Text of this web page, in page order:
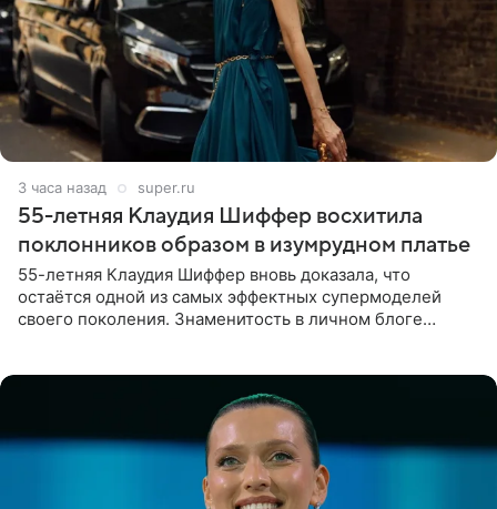
3 часа назад super.ru
55-летняя Клаудия Шиффер восхитила
поклонников образом в изумрудном платье
55-летняя Клаудия Шиффер вновь доказала, что
остаётся одной из самых эффектных супермоделей
своего поколения. Знаменитость в личном блоге